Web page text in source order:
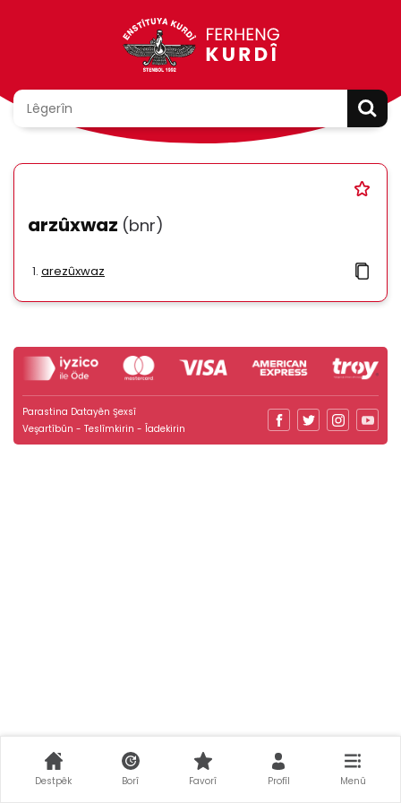
arzûxwaz (bnr)
arezûxwaz
Parastina Datayên Şexsî
Veşartîbûn - Teslîmkirin - Îadekirin
Destpêk Borî Favorî Profîl Menû